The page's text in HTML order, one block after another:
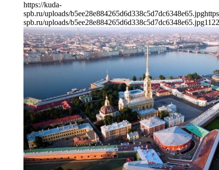
https://kuda-
spb.ru/uploads/b5ee28e884265d6d338c5d7dc6348e65.jpg
spb.ru/uploads/b5ee28e884265d6d338c5d7dc6348e65.jpg1122